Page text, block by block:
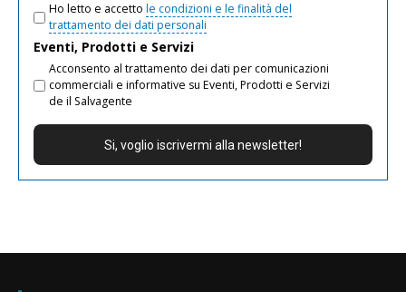
Ho letto e accetto le condizioni e le finalità del
trattamento dei dati personali
Eventi, Prodotti e Servizi
Acconsento al trattamento dei dati per comunicazioni
commerciali e informative su Eventi, Prodotti e Servizi
de il Salvagente